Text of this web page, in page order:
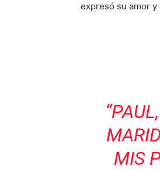
expresó su amor
MIS